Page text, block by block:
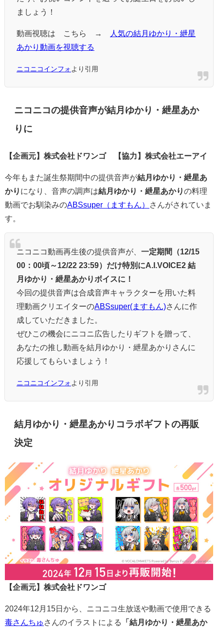
ましょう！
動画視聴は こちら →
人気の結月ゆかり・紲星
あかり動画を視聴する
ニコニコインフォ より引用
ニコニコの提供音声が結月ゆかり・紲星あか
りに
【企画元】株式会社ドワンゴ 【協力】株式会社エーアイ
今年もまた誕生祭期間中の提供音声が結月ゆかり・紲星あ
かり になり、音声の調声は結月ゆかり・紲星あかりの料理
動画でお馴染みのABSsuper（ますもん）
さんがされていま
す。
ニコニコ動画再生後の提供音声が、 一定期間（12/15
00：00頃～12/22 23:59）だけ特別にA.I.VOICE2 結
月ゆかり・紲星あかりボイスに！
今回の提供音声は合成音声キャラクターを用いた料
理動画クリエイターのABSsuper(ますもん)さんに作
成していただきました。
ぜひこの機会にニコニ広告したりギフトを贈って、
あなたの推し動画を結月ゆかり・紲星あかりさんに
応援してもらいましょう！
ニコニコインフォ より引用
結月ゆかり・紲星あかりコラボギフトの再販
決定
【企画元】株式会社ドワンゴ
2024年12月15日から、ニコニコ生放送や動画で使用できる
毒さんちゅ さんのイラストによる
「結月ゆかり・紲星あか